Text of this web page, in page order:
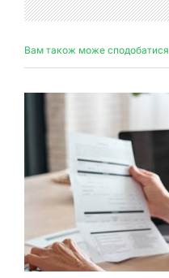
Вам також може сподобатися